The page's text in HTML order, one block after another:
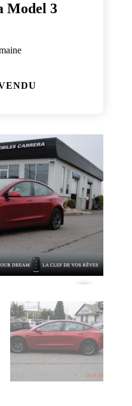
Model 3